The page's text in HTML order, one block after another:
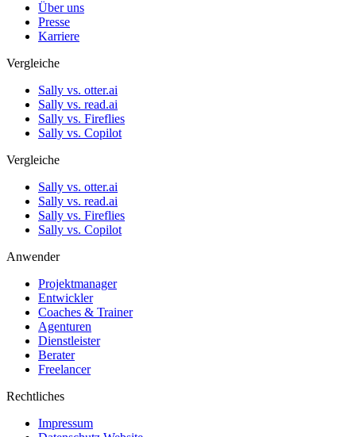
Über uns
Presse
Karriere
Vergleiche
Sally vs. otter.ai
Sally vs. read.ai
Sally vs. Fireflies
Sally vs. Copilot
Vergleiche
Sally vs. otter.ai
Sally vs. read.ai
Sally vs. Fireflies
Sally vs. Copilot
Anwender
Projektmanager
Entwickler
Coaches & Trainer
Agenturen
Dienstleister
Berater
Freelancer
Rechtliches
Impressum